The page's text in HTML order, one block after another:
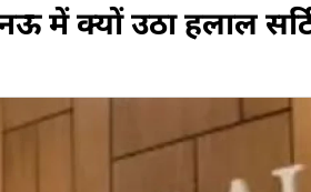
में क्‍यों उठा हलाल